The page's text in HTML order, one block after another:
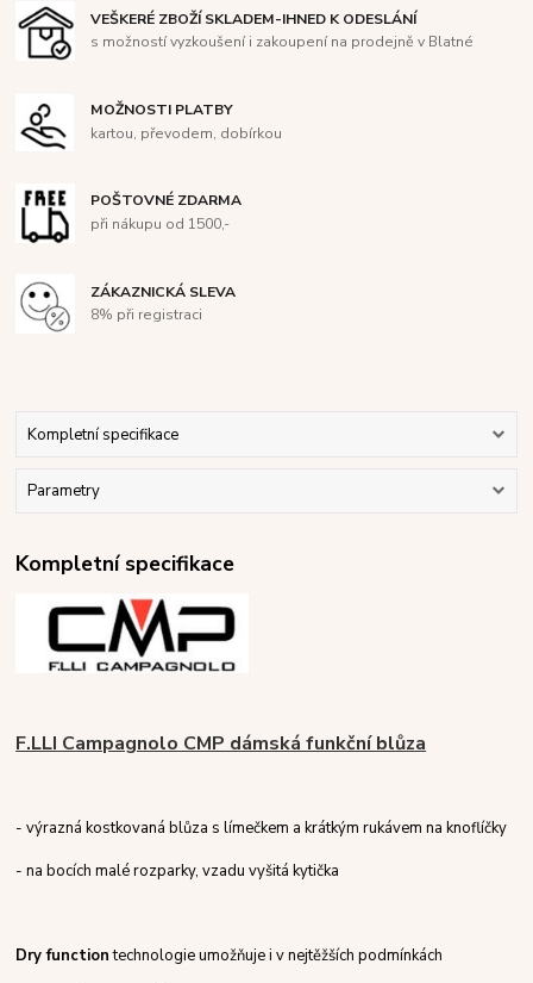
VEŠKERÉ ZBOŽÍ SKLADEM-IHNED K ODESLÁNÍ
s možností vyzkoušení i zakoupení na prodejně v Blatné
MOŽNOSTI PLATBY
kartou, převodem, dobírkou
POŠTOVNÉ ZDARMA
při nákupu od 1500,-
ZÁKAZNICKÁ SLEVA
8% při registraci
Kompletní specifikace
Parametry
Kompletní specifikace
F.LLI Campagnolo CMP dámská funkční blůza
- výrazná kostkovaná blůza s límečkem a krátkým rukávem na knoflíčky
- na bocích malé rozparky, vzadu vyšitá kytička
Dry functiontechnologie umožňuje i v nejtěžších podmínkách